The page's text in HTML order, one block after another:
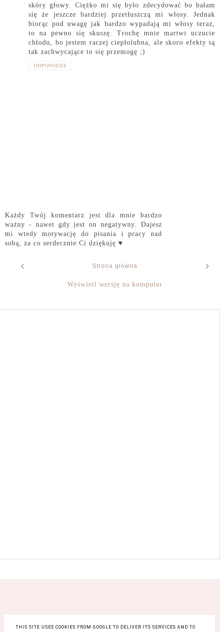
skóry głowy. Ciężko mi się było zdecydować bo bałam
się że jeszcze bardziej przetłuszczą mi włosy. Jednak
biorąc pod uwagę jak bardzo wypadają mi włosy teraz,
to na pewno się skuszę. Trochę mnie martwi uczucie
chłodu, bo jestem raczej ciepłolubna, ale skoro efekty są
tak zachwycające to się przemogę ;)
ODPOWIEDZ
Każdy Twój komentarz jest dla mnie bardzo
ważny - nawet gdy jest on negatywny. Dajesz
mi wtedy motywację do pisania i pracy nad
sobą, za co serdecznie Ci dziękuję ♥
‹ ›
Strona główna
Wyświetl wersję na komputer
THIS SITE USES COOKIES FROM GOOGLE TO DELIVER ITS SERVICES AND TO